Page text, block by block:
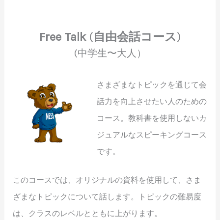
Free Talk (自由会話コース)
(中学生〜大人）
さまざまなトピックを通じて会
話力を向上させたい人のための
コース。教科書を使用しないカ
ジュアルなスピーキングコース
です。
このコースでは、オリジナルの資料を使用して、さま
ざまなトピックについて話します。トピックの難易度
は、クラスのレベルとともに上がります。